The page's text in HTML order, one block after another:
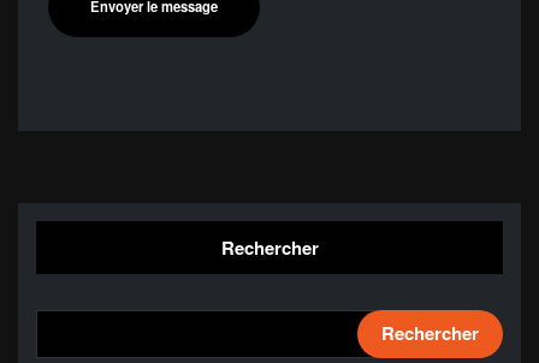
Rechercher
Rechercher